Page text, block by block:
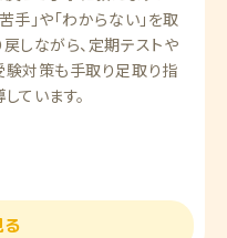
苦手」や「わからない」を取
戻しながら、定期テストや
験対策も手取り足取り指
しています。